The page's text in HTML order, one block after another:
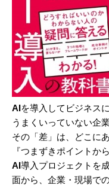
AIを導入してビジネス
うまくいっていない企
その「差」は、どこに
『つまずきポイント
AI導入プロジェクトを
面から、企業・現場で